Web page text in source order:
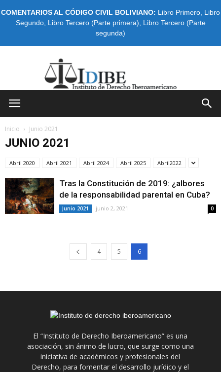
COMENTARIOS AL CÓDIGO CIVIL BOLIVIANO: Libro Primero Libro
Segundo, Libro Tercero (Parte primera)
Libro Tercero (Parte
segunda)
Inicio Junio 2021
JUNIO 2021
Abril 2020 Abril 2021 Abril 2024 Abril 2025 Abril2022
Tras la Constitución de 2019: ¿albores
de la responsabilidad parental en Cuba?
Junio 2021 junio 2, 2021 0
4 5 6
El “Instituto de Derecho Iberoamericano” es una
asociación, sin ánimo de lucro, que surge como una
iniciativa de académicos y profesionales del
Derecho, para fomentar el desarrollo jurídico y el